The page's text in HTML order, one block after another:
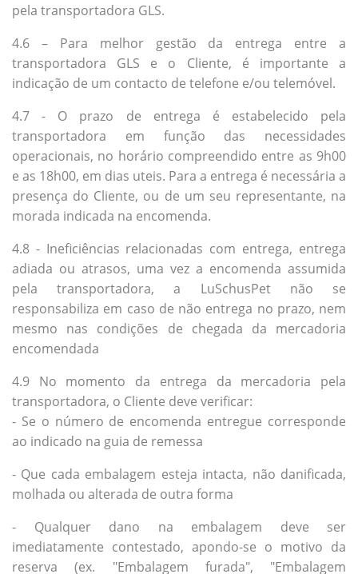
pela transportadora GLS.
4.6 – Para melhor gestão da entrega entre a
transportadora GLS e o Cliente, é importante a
indicação de um contacto de telefone e/ou telemóvel.
4.7 - O prazo de entrega é estabelecido pela
transportadora em função das necessidades
operacionais, no horário compreendido entre as 9h00
e as 18h00, em dias uteis. Para a entrega é necessária a
presença do Cliente, ou de um seu representante, na
morada indicada na encomenda.
4.8 - Ineficiências relacionadas com entrega, entrega
adiada ou atrasos, uma vez a encomenda assumida
pela transportadora, a LuSchusPet não se
responsabiliza em caso de não entrega no prazo, nem
mesmo nas condições de chegada da mercadoria
encomendada
4.9 No momento da entrega da mercadoria pela
transportadora, o Cliente deve verificar:
- Se o número de encomenda entregue corresponde
ao indicado na guia de remessa
- Que cada embalagem esteja intacta, não danificada,
molhada ou alterada de outra forma
- Qualquer dano na embalagem deve ser
imediatamente contestado, apondo-se o motivo da
reserva (ex. "Embalagem furada", "Embalagem